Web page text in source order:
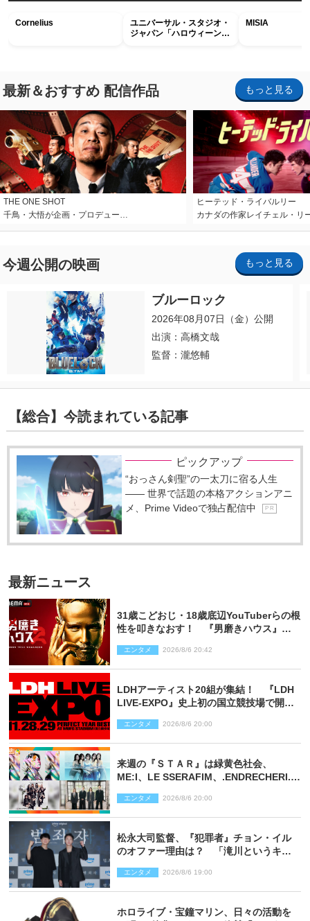
Cornelius
ユニバーサル・スタジオ・
ジャパン「ハロウィーン・
MISIA
最新＆おすすめ 配信作品 もっと見る
THE ONE SHOT
千鳥・大悟が企画・プロデュー…
ヒーテッド・ライバルリー
カナダの作家レイチェル・リ
今週公開の映画 もっと見る
ブルーロック
2026年08月07日（金）公開
出演：高橋文哉
監督：瀧悠輔
【総合】今読まれている記事
ピックアップ
“おっさん剣聖”の一太刀に宿る人生
―― 世界で話題の本格アクションアニ
メ、Prime Videoで独占配信中
P R
最新ニュース
31歳こどおじ・18歳底辺YouTuberらの根
性を叩きなおす！ 『男磨きハウス』第2
エンタメ 2026/8/6 20:42
LDHアーティスト20組が集結！ 『LDH
LIVE‐EXPO』史上初の国立競技場で開催
エンタメ 2026/8/6 20:00
来週の『ＳＴＡＲ』は緑黄色社会、
ME:I、LE SSERAFIM、.ENDRECHERI.が
エンタメ 2026/8/6 20:00
松永大司監督、『犯罪者』チョン・イル
のオファー理由は？ 「滝川というキャ
かった」
エンタメ 2026/8/6 19:00
ホロライブ・宝鐘マリン、日々の活動を